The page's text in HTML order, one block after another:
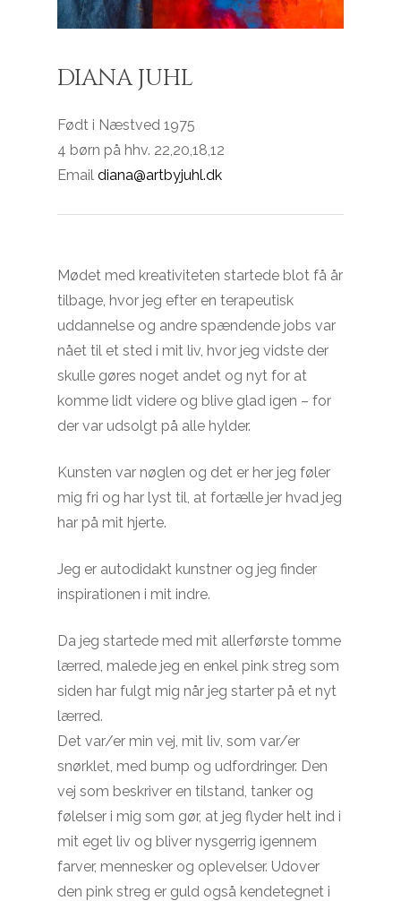
INGEN VARER I KURVEN.
Go To Shop
DIANA JUHL
Født i Næstved 1975
4 børn på hhv. 22,20,18,12
Emaildiana@artbyjuhl.dk
Mødet med kreativiteten startede blot få år
tilbage, hvor jeg efter en terapeutisk
uddannelse og andre spændende jobs var
nået til et sted i mit liv, hvor jeg vidste der
skulle gøres noget andet og nyt for at
komme lidt videre og blive glad igen – for
der var udsolgt på alle hylder.
Kunsten var nøglen og det er her jeg føler
mig fri og har lyst til, at fortælle jer hvad jeg
har på mit hjerte.
Jeg er autodidakt kunstner og jeg finder
inspirationen i mit indre.
Da jeg startede med mit allerførste tomme
lærred, malede jeg en enkel pink streg som
siden har fulgt mig når jeg starter på et nyt
lærred.
Det var/er min vej, mit liv, som var/er
snørklet, med bump og udfordringer. Den
vej som beskriver en tilstand, tanker og
følelser i mig som gør, at jeg flyder helt ind i
mit eget liv og bliver nysgerrig igennem
farver, mennesker og oplevelser. Udover
den pink streg er guld også kendetegnet i